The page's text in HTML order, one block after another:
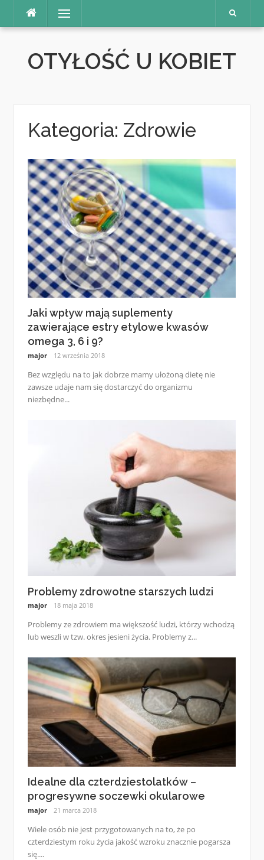
content
Menu
OTYŁOŚĆ U KOBIET
Kategoria: Zdrowie
Jaki wpływ mają suplementy
zawierające estry etylowe kwasów
omega 3, 6 i 9?
major 12 września 2018
Bez względu na to jak dobrze mamy ułożoną dietę nie
zawsze udaje nam się dostarczyć do organizmu
niezbędne...
Problemy zdrowotne starszych ludzi
major 18 maja 2018
Problemy ze zdrowiem ma większość ludzi, którzy wchodzą
lub weszli w tzw. okres jesieni życia. Problemy z...
Idealne dla czterdziestolatków –
progresywne soczewki okularowe
major 21 marca 2018
Wiele osób nie jest przygotowanych na to, że po
czterdziestym roku życia jakość wzroku znacznie pogarsza
się....